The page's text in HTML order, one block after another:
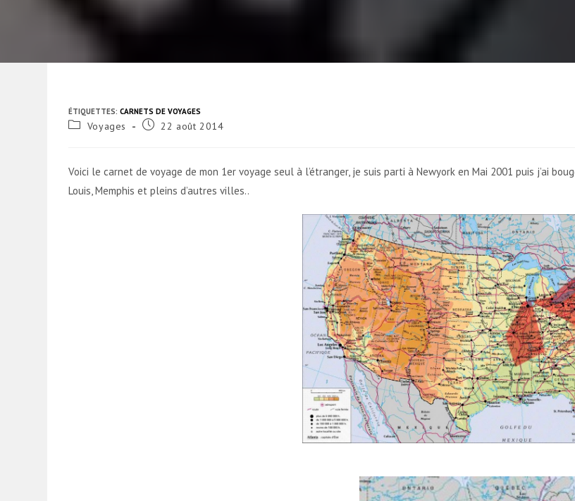
ÉTIQUETTES:CARNETS DE VOYAGES
Post Voyages
Publication
22 août 2014
Voici le carnet de voyage de mon 1er voyage seul à l’étranger, je suis parti à Newyork en Mai 2001 puis j’ai
Louis, Memphis et pleins d’autres villes..